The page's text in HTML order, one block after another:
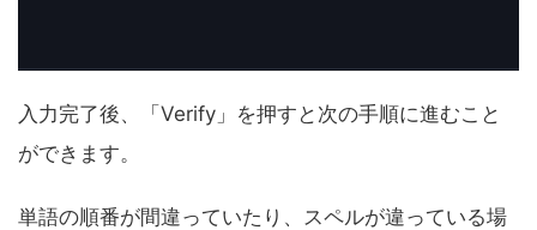
入力完了後、「Verify」を押すと次の手順に進むこと
ができます。
単語の順番が間違っていたり、スペルが違っている場